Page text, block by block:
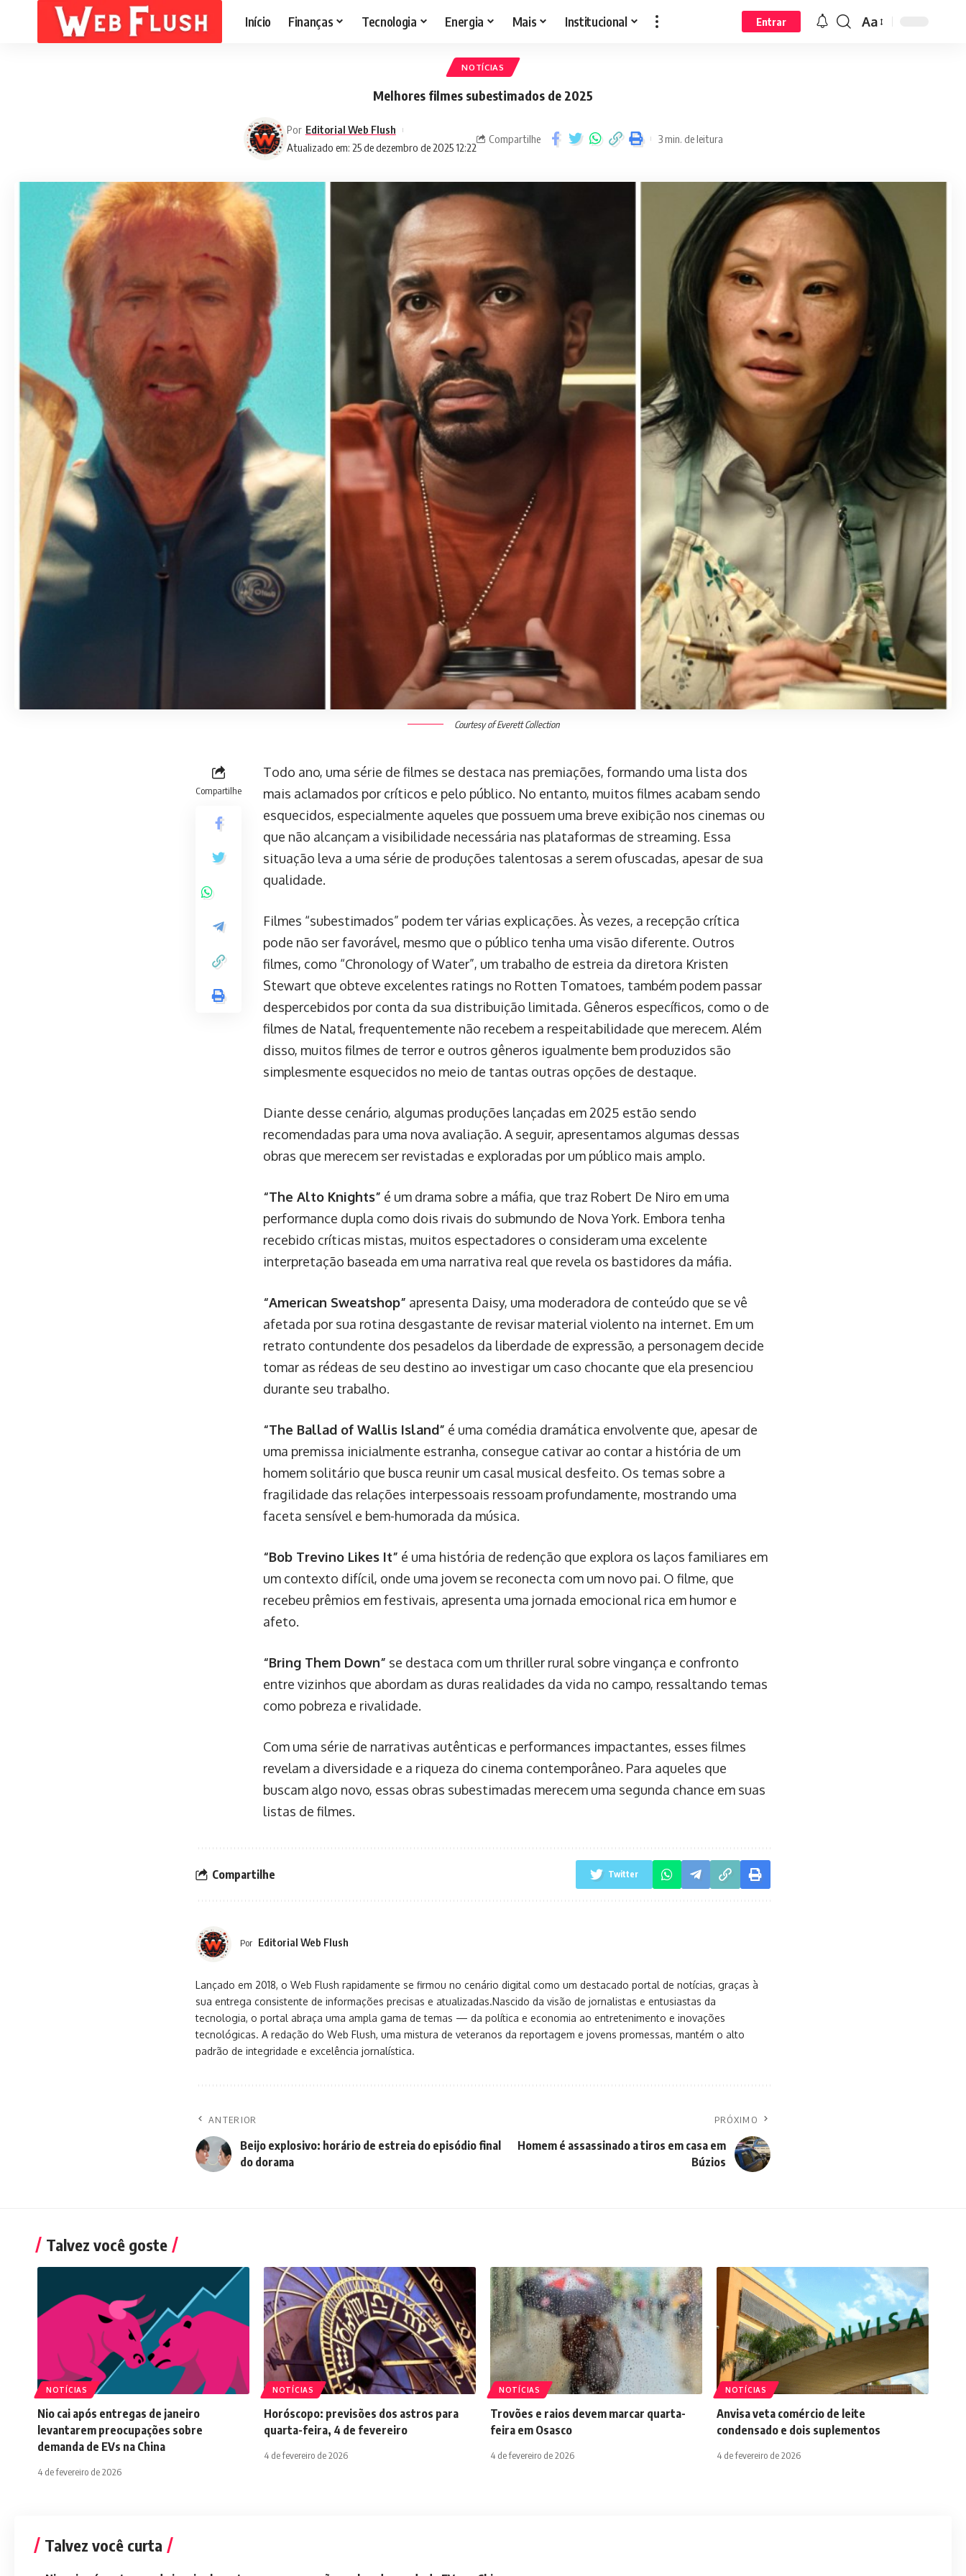
Início Finanças Tecnologia Energia Mais Institucional Entrar Aa
NOTÍCIAS
Melhores filmes subestimados de 2025
Atualizado em: 25 de dezembro de 2025 12:22
Por Editorial Web Flush
Compartilhe 3 min. de leitura
Courtesy of Everett Collection
Compartilhe
Todo ano, uma série de filmes se destaca nas premiações, formando uma lista dos
mais aclamados por críticos e pelo público. No entanto, muitos filmes acabam sendo
esquecidos, especialmente aqueles que possuem uma breve exibição nos cinemas ou
que não alcançam a visibilidade necessária nas plataformas de streaming. Essa
situação leva a uma série de produções talentosas a serem ofuscadas, apesar de sua
qualidade.
Filmes “subestimados” podem ter várias explicações. Às vezes, a recepção crítica
pode não ser favorável, mesmo que o público tenha uma visão diferente. Outros
filmes, como “Chronology of Water”, um trabalho de estreia da diretora Kristen
Stewart que obteve excelentes ratings no Rotten Tomatoes, também podem passar
despercebidos por conta da sua distribuição limitada. Gêneros específicos, como o de
filmes de Natal, frequentemente não recebem a respeitabilidade que merecem. Além
disso, muitos filmes de terror e outros gêneros igualmente bem produzidos são
simplesmente esquecidos no meio de tantas outras opções de destaque.
Diante desse cenário, algumas produções lançadas em 2025 estão sendo
recomendadas para uma nova avaliação. A seguir, apresentamos algumas dessas
obras que merecem ser revistadas e exploradas por um público mais amplo.
“The Alto Knights” é um drama sobre a máfia, que traz Robert De Niro em uma
performance dupla como dois rivais do submundo de Nova York. Embora tenha
recebido críticas mistas, muitos espectadores o consideram uma excelente
interpretação baseada em uma narrativa real que revela os bastidores da máfia.
“American Sweatshop” apresenta Daisy, uma moderadora de conteúdo que se vê
afetada por sua rotina desgastante de revisar material violento na internet. Em um
retrato contundente dos pesadelos da liberdade de expressão, a personagem decide
tomar as rédeas de seu destino ao investigar um caso chocante que ela presenciou
durante seu trabalho.
“The Ballad of Wallis Island” é uma comédia dramática envolvente que, apesar de
uma premissa inicialmente estranha, consegue cativar ao contar a história de um
homem solitário que busca reunir um casal musical desfeito. Os temas sobre a
fragilidade das relações interpessoais ressoam profundamente, mostrando uma
faceta sensível e bem-humorada da música.
“Bob Trevino Likes It” é uma história de redenção que explora os laços familiares em
um contexto difícil, onde uma jovem se reconecta com um novo pai. O filme, que
recebeu prêmios em festivais, apresenta uma jornada emocional rica em humor e
afeto.
“Bring Them Down” se destaca com um thriller rural sobre vingança e confronto
entre vizinhos que abordam as duras realidades da vida no campo, ressaltando temas
como pobreza e rivalidade.
Com uma série de narrativas autênticas e performances impactantes, esses filmes
revelam a diversidade e a riqueza do cinema contemporâneo. Para aqueles que
buscam algo novo, essas obras subestimadas merecem uma segunda chance em suas
listas de filmes.
Compartilhe Twitter
Por Editorial Web Flush
Lançado em 2018, o Web Flush rapidamente se firmou no cenário digital como um destacado portal de notícias, graças à
sua entrega consistente de informações precisas e atualizadas.Nascido da visão de jornalistas e entusiastas da
tecnologia, o portal abraça uma ampla gama de temas — da política e economia ao entretenimento e inovações
tecnológicas. A redação do Web Flush, uma mistura de veteranos da reportagem e jovens promessas, mantém o alto
padrão de integridade e excelência jornalística.
ANTERIOR
Beijo explosivo: horário de estreia do episódio final
do dorama
PRÓXIMO
Homem é assassinado a tiros em casa em
Búzios
Talvez você goste
NOTÍCIAS
Nio cai após entregas de janeiro
levantarem preocupações sobre
demanda de EVs na China
4 de fevereiro de 2026
NOTÍCIAS
Horóscopo: previsões dos astros para
quarta-feira, 4 de fevereiro
4 de fevereiro de 2026
NOTÍCIAS
Trovões e raios devem marcar quarta-
feira em Osasco
4 de fevereiro de 2026
NOTÍCIAS
Anvisa veta comércio de leite
condensado e dois suplementos
4 de fevereiro de 2026
Talvez você curta